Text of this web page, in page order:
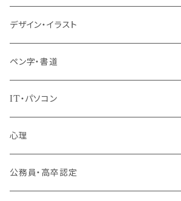
パッケージプラン
デザイン・イラスト
ペン字・書道
IT・パソコン
MOS（ﾏｲｸﾛｿﾌﾄｵﾌｨｽｽﾍﾟｼｬﾘｽﾄ）講座
プログラミング・Web制作入門講座
心理
公務員・高卒認定